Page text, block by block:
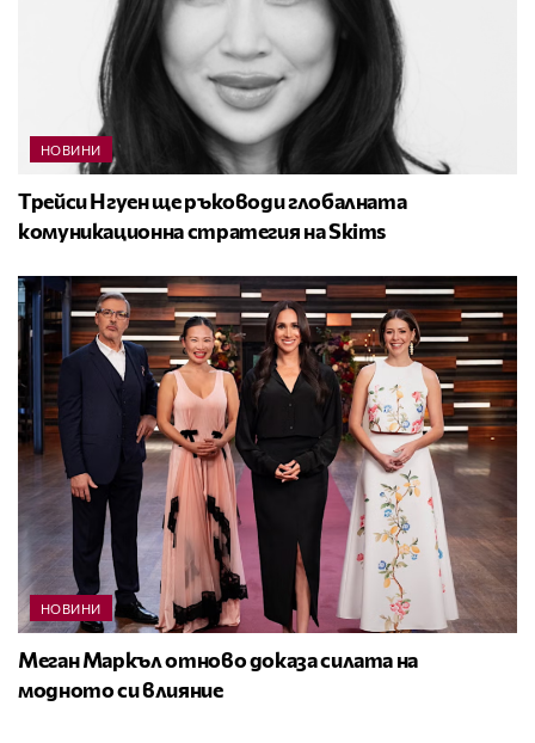
НОВИНИ
Трейси Нгуен ще ръководи глобалната
комуникационна стратегия на Skims
НОВИНИ
Меган Маркъл отново доказа силата на
модното си влияние